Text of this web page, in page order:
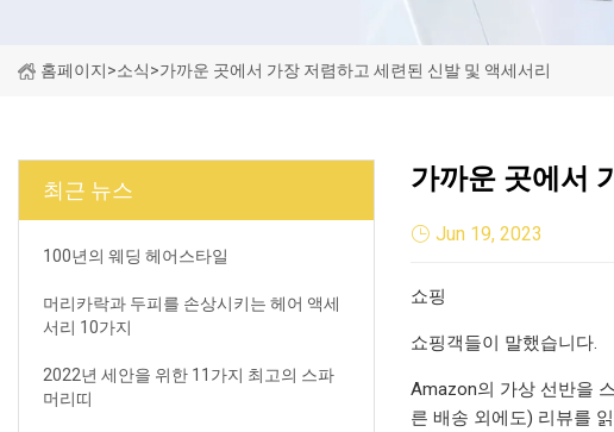
홈페이지>소식>가까운 곳에서 가장 저렴하고 세련된 신발 및 액세서리
최근 뉴스
100년의 웨딩 헤어스타일
머리카락과 두피를 손상시키는 헤어 액세
서리 10가지
2022년 세안을 위한 11가지 최고의 스파
머리띠
가까운 곳에서
Jun 19, 2023
쇼핑
쇼핑객들이 말했습니다.
Amazon의 가상 선반을
른 배송 외에도) 리뷰를